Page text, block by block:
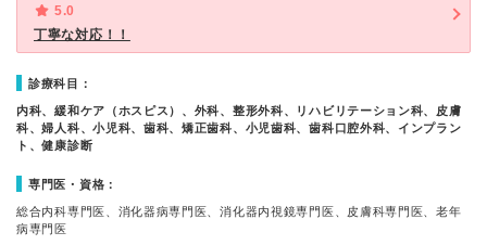
5.0
丁寧な対応！！
診療科目：
内科、緩和ケア（ホスピス）、外科、整形外科、リハビリテーション科、皮膚
科、婦人科、小児科、歯科、矯正歯科、小児歯科、歯科口腔外科、インプラン
ト、健康診断
専門医・資格：
総合内科専門医、消化器病専門医、消化器内視鏡専門医、皮膚科専門医、老年
病専門医